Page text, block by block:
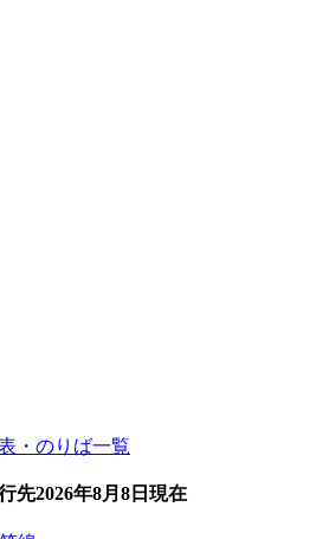
・のりば一覧
先2026年8月8日 現在